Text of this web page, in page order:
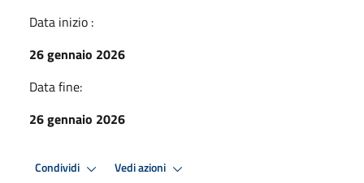
Data inizio :
26 gennaio 2026
Data fine:
26 gennaio 2026
Condividi Vedi azioni